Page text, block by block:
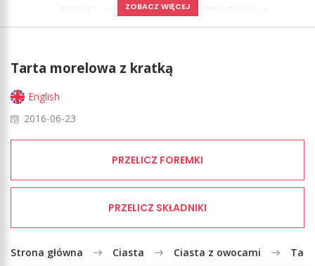
MINI WYPIEKI
LŻEJSZE / ZDROWSZE
ZOBACZ WIĘCEJ
Tarta morelowa z kratką
English
2016-06-23
PRZELICZ FOREMKI
PRZELICZ SKŁADNIKI
Strona główna Ciasta Ciasta z owocami